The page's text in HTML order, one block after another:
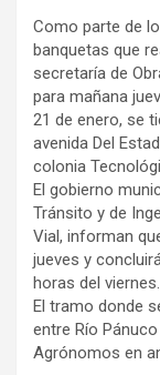
Como parte de
banquetas que
secretaría de
para mañana
21 de enero, se
avenida Del
colonia
El gobierno
Tránsito y de
Vial, informan
jueves y
horas del viernes.
El tramo donde
entre Río
Agrónomos en